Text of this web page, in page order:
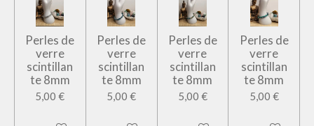
Perles de
verre
scintillan
te 8mm
5,00 €
Perles de
verre
scintillan
te 8mm
5,00 €
Perles de
verre
scintillan
te 8mm
5,00 €
Perles de
verre
scintillan
te 8mm
5,00 €